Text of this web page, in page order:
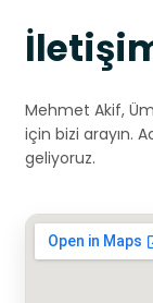
Mehmet Akif,
için bizi arayın.
geliyoruz.